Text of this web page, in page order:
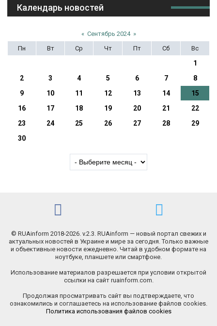
Календарь новостей
« Сентябрь 2024 »
Пн
Вт Ср Чт Пт Сб Вс
1
2
3 4 5 6 7
8
9
10 11 12 13 14
15
16
17 18 19 20 21
22
23
24 25 26 27 28
29
30
© RUAinform 2018-2026. v.2.3. RUAinform — новый портал свежих и
актуальных новостей в Украине и мире за сегодня. Только важные
и объективные новости ежедневно. Читай в удобном формате на
ноутбуке, планшете или смартфоне.
Использование материалов разрешается при условии открытой
ссылки на сайт ruainform.com.
Продолжая просматривать сайт вы подтверждаете, что
ознакомились и соглашаетесь на использование файлов cookies.
Политика использования файлов cookies